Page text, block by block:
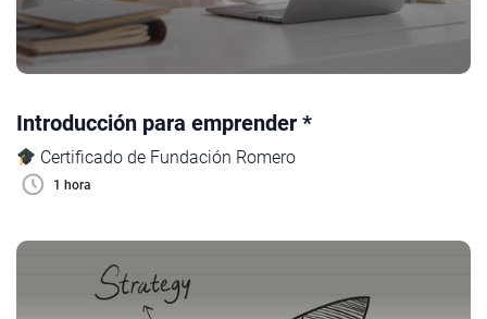
Introducción para emprender *
Certificado de Fundación Romero
1 hora